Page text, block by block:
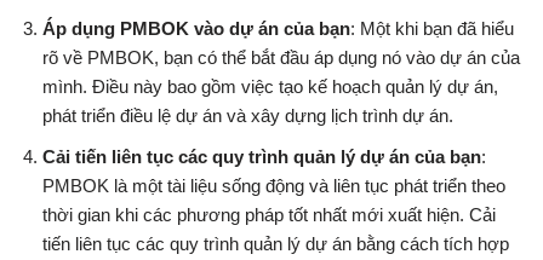
Áp dụng PMBOK vào dự án của bạn: Một khi bạn đã hiểu
rõ về PMBOK, bạn có thể bắt đầu áp dụng nó vào dự án của
mình. Điều này bao gồm việc tạo kế hoạch quản lý dự án,
phát triển điều lệ dự án và xây dựng lịch trình dự án.
Cải tiến liên tục các quy trình quản lý dự án của bạn:
PMBOK là một tài liệu sống động và liên tục phát triển theo
thời gian khi các phương pháp tốt nhất mới xuất hiện. Cải
tiến liên tục các quy trình quản lý dự án bằng cách tích hợp